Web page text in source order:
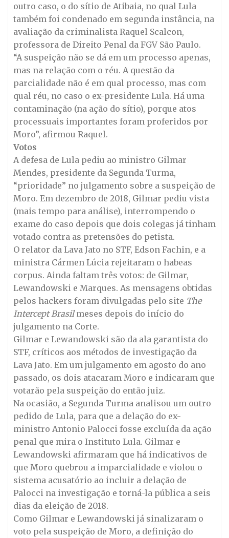
outro caso, o do sítio de Atibaia, no qual Lula
também foi condenado em segunda instância, na
avaliação da criminalista Raquel Scalcon,
professora de Direito Penal da FGV São Paulo.
“A suspeição não se dá em um processo apenas,
mas na relação com o réu. A questão da
parcialidade não é em qual processo, mas com
qual réu, no caso o ex-presidente Lula. Há uma
contaminação (na ação do sítio), porque atos
processuais importantes foram proferidos por
Moro”, afirmou Raquel.
Votos
A defesa de Lula pediu ao ministro Gilmar
Mendes, presidente da Segunda Turma,
“prioridade” no julgamento sobre a suspeição de
Moro. Em dezembro de 2018, Gilmar pediu vista
(mais tempo para análise), interrompendo o
exame do caso depois que dois colegas já tinham
votado contra as pretensões do petista.
O relator da Lava Jato no STF, Edson Fachin, e a
ministra Cármen Lúcia rejeitaram o habeas
corpus. Ainda faltam três votos: de Gilmar,
Lewandowski e Marques. As mensagens obtidas
pelos hackers foram divulgadas pelo site The
Intercept Brasilmeses depois do início do
julgamento na Corte.
Gilmar e Lewandowski são da ala garantista do
STF, críticos aos métodos de investigação da
Lava Jato. Em um julgamento em agosto do ano
passado, os dois atacaram Moro e indicaram que
votarão pela suspeição do então juiz.
Na ocasião, a Segunda Turma analisou um outro
pedido de Lula, para que a delação do ex-
ministro Antonio Palocci fosse excluída da ação
penal que mira o Instituto Lula. Gilmar e
Lewandowski afirmaram que há indicativos de
que Moro quebrou a imparcialidade e violou o
sistema acusatório ao incluir a delação de
Palocci na investigação e torná-la pública a seis
dias da eleição de 2018.
Como Gilmar e Lewandowski já sinalizaram o
voto pela suspeição de Moro, a definição do